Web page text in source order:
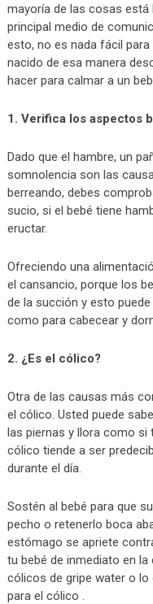
mayoría de las cosas está
principal medio de
esto, no es nada fácil
nacido de esa manera
hacer para calmar a un
1. Verifica los aspectos
Dado que el hambre, un
somnolencia son las
berreando, debes
sucio, si el bebé tiene
eructar.
Ofreciendo una
el cansancio, porque los
de la succión y esto
como para cabecear y
2. ¿Es el cólico?
Otra de las causas más
el cólico. Usted puede
las piernas y llora como si
cólico tiende a ser
durante el día.
Sostén al bebé para que
pecho o retenerlo boca
estómago se apriete
tu bebé de inmediato en
cólicos de gripe water o lo
para el cólico .